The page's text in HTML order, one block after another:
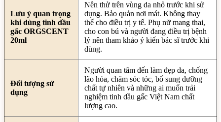
Lưu ý quan trọng
khi dùng tinh dầu
gấc ORGSCENT
20ml
Nên thử trên vùng da nhỏ trước khi sử
dụng. Bảo quản nơi mát. Không thay
thế cho điều trị y tế. Phụ nữ mang thai,
cho con bú và người đang điều trị bệnh
lý nên tham khảo ý kiến bác sĩ trước khi
dùng.
Đối tượng sử
dụng
Người quan tâm đến làm đẹp da, chống
lão hóa, chăm sóc tóc, bổ sung dưỡng
chất tự nhiên và những ai muốn trải
nghiệm tinh dầu gấc Việt Nam chất
lượng cao.